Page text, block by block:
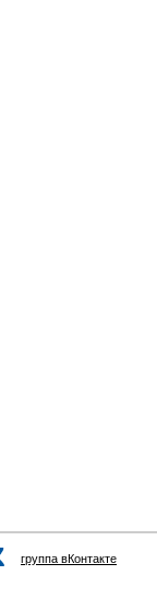
группа вКонтакте